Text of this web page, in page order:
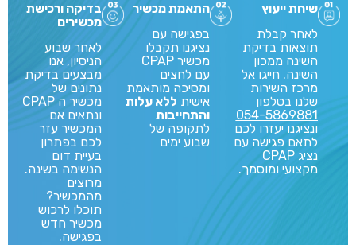
שיחת ייעוץ
לאחר קבלת
תוצאות בדיקת
השינה ממכון
השינה. חייגו אל
מרכז השירות
שלנו בטלפון
054-5869881
ונציגנו יעזרו לכם
לתאם פגישה עם
נציג CPAP
מקצועי ומוסמך.
התאמת מכשיר
בפגישה עם
נציגנו תקבלו
מכשיר CPAP
עם לחצים
ומסיכה מותאמת
אישיתללא עלות
והתחייבות
לתקופה של
שבוע ימים
בדיקה ורכישת
מכשירים
לאחר שבוע
הניסיון, אנו
מבצעים בדיקת
נתונים של
מכשיר ה CPAP
ונתאים אם
המכשיר עזר
לכם בפתרון
בעיית דום
הנשימה בשינה.
מרוצים
מהמכשיר?
תוכלו לרכוש
מכשיר חדש
בפגישה.